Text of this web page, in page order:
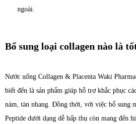
ngoài.
Bổ sung loại collagen nào là
Nước uống Collagen & Placenta Waki
biết đến là sản phẩm giúp hỗ trợ khắc phục
nám, tàn nhang. Đồng thời, với việc bổ sung
Peptide dưới dạng dễ hấp thụ còn mang đến